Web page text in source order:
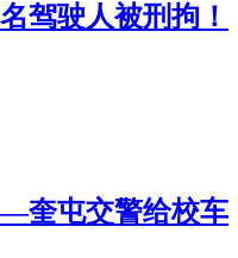
驾驶人被刑拘！
奎屯交警给校车